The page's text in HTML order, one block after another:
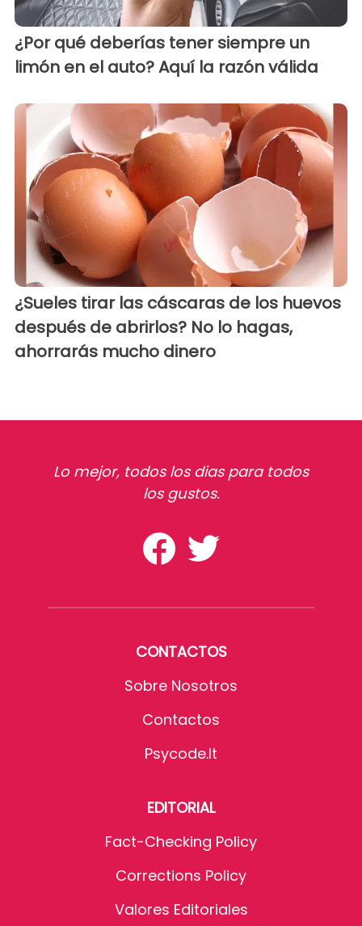
¿Por qué deberías tener siempre un
limón en el auto? Aquí la razón válida
¿Sueles tirar las cáscaras de los huevos
después de abrirlos? No lo hagas,
ahorrarás mucho dinero
Lo mejor, todos los dias para todos
los gustos.
CONTACTOS
Sobre Nosotros
Contactos
Psycode.it
EDITORIAL
Fact-Checking Policy
Corrections Policy
Valores Editoriales